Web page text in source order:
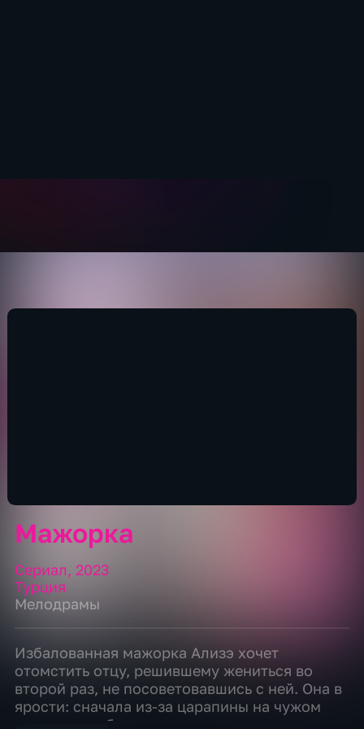
Мажорка
Сериал, 2023
Турция
Мелодрамы
Избалованная мажорка Ализэ хочет
отомстить отцу, решившему жениться во
второй раз, не посоветовавшись с ней. Она в
ярости: сначала из-за царапины на чужом
авто папа отбирает у нее ключи от машины, а